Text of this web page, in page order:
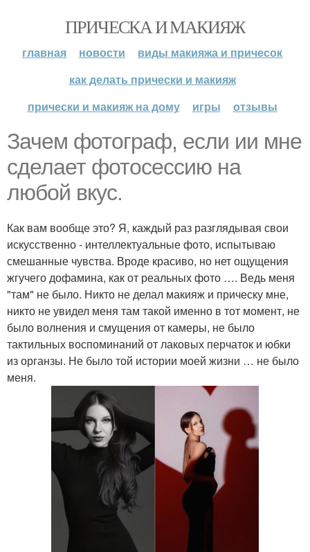
ПРИЧЕСКА И МАКИЯЖ
главная новости
виды макияжа и причесок
как делать прически и макияж
прически и макияж на дому
игры отзывы
Зачем фотограф, если ии мне
сделает фотосессию на
любой вкус.
Как вам вообще это? Я, каждый раз разглядывая свои
искусственно - интеллектуальные фото, испытываю
смешанные чувства. Вроде красиво, но нет ощущения
жгучего дофамина, как от реальных фото …. Ведь меня
"там" не было. Никто не делал макияж и прическу мне,
никто не увидел меня там такой именно в тот момент, не
было волнения и смущения от камеры, не было
тактильных воспоминаний от лаковых перчаток и юбки
из органзы. Не было той истории моей жизни … не было
меня.